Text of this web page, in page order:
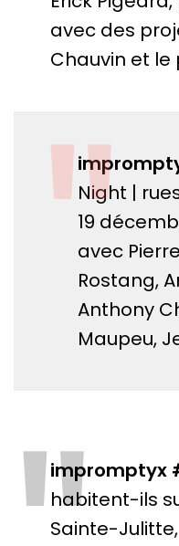
avec des
Chauvin et le
"
Night |
19
avec
Rostang,
Anthony
Maupeu,
impromptyx
habitent-ils
Sainte-